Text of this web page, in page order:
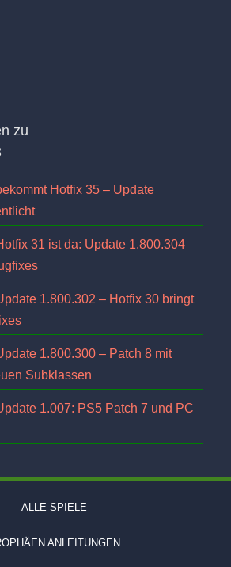
zu
Hotfix 35 – Update
31 ist da: Update 1.800.304
1.800.302 – Hotfix 30 bringt
1.800.300 – Patch 8 mit
Subklassen
1.007: PS5 Patch 7 und PC
ALLE SPIELE
ANLEITUNGEN